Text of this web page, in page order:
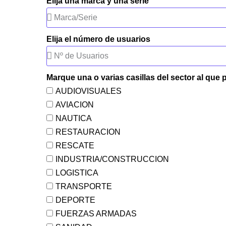
Elija el número de usuarios
Marque una o varias casillas del sector al que
AUDIOVISUALES
AVIACION
NAUTICA
RESTAURACION
RESCATE
INDUSTRIA/CONSTRUCCION
LOGISTICA
TRANSPORTE
DEPORTE
FUERZAS ARMADAS